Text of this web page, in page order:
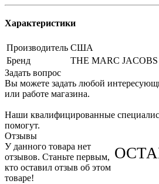
Характеристики
Производитель США
Бренд
THE MARC JACOBS
Задать вопрос
Вы можете задать любой
или работе магазина.
Наши квалифицированные
помогут.
Отзывы
У данного товара нет
отзывов. Станьте первым,
кто оставил отзыв об этом
товаре!